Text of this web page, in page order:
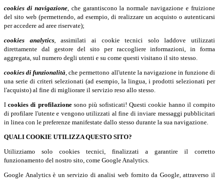
cookies di navigazione, che garantiscono la normale navigazione e fruizione
del sito web (permettendo, ad esempio, di realizzare un acquisto o autenticarsi
per accedere ad aree riservate);
cookies analytics, assimilati ai cookie tecnici solo laddove utilizzati
direttamente dal gestore del sito per raccogliere informazioni, in forma
aggregata, sul numero degli utenti e su come questi visitano il sito stesso.
cookies di funzionalità , che permettono all'utente la navigazione in funzione di
una serie di criteri selezionati (ad esempio, la lingua, i prodotti selezionati per
l'acquisto) al fine di migliorare il servizio reso allo stesso.
Icookies di profilazionesono più sofisticati! Questi cookie hanno il compito
di profilare l'utente e vengono utilizzati al fine di inviare messaggi pubblicitari
in linea con le preferenze manifestate dallo stesso durante la sua navigazione.
QUALI COOKIE UTILIZZA QUESTO SITO?
Utilizziamo solo cookies tecnici, finalizzati a garantire il corretto
funzionamento del nostro sito, come Google Analytics.
Google Analytics è un servizio di analisi web fornito da Google, attraverso il